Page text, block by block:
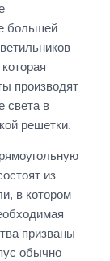
большей
производят
света в
решетки.
из
в котором
призваны
обычно